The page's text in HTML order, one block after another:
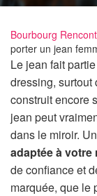
Bourbourg
porter un jean
Le jean fait
dressing, surtout
construit encore
jean peut
dans le miroir.
adaptée à
de confiance et
marquée, que le